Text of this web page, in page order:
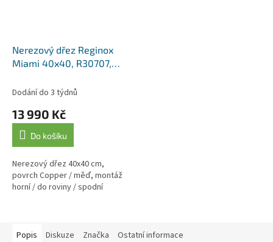
Nerezový dřez Reginox
Miami 40x40, R30707,
Dodání do 3 týdnů
13 990 Kč
Do košíku
Nerezový dřez 40x40 cm,
povrch Copper / měď, montáž
horní / do roviny / spodní
Popis Diskuze Značka Ostatní informace